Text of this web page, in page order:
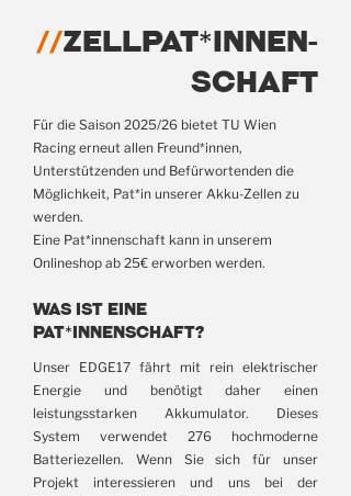
//zellpat*innen-
schaft
Für die Saison 2025/26 bietet TU Wien
Racing erneut allen Freund*innen,
Unterstützenden und Befürwortenden die
Möglichkeit, Pat*in unserer Akku-Zellen zu
werden.
Eine Pat*innenschaft kann in unserem
Onlineshop ab 25€ erworben werden.
Was ist eine
Pat*innenschaft?
Unser EDGE17 fährt mit rein elektrischer
Energie und benötigt daher einen
leistungsstarken Akkumulator. Dieses
System verwendet 276 hochmoderne
Batteriezellen. Wenn Sie sich für unser
Projekt interessieren und uns bei der